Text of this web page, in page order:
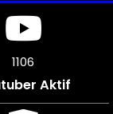
1230
Aktif